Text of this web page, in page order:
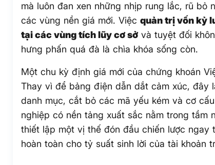
mà luôn đan xen những nhịp rung lắc, rũ bỏ
các vùng nền giá mới. Việcquản trị vốn kỷ
tại các vùng tích lũy cơ sởvà tuyệt đối
hưng phấn quá đà là chìa khóa sống còn.
Một chu kỳ định giá mới của chứng khoán
Thay vì để bảng điện dẫn dắt cảm xúc, đây
danh mục, cắt bỏ các mã yếu kém và cơ
nghiệp có nền tảng xuất sắc nằm trong tầm
thiết lập một vị thế đón đầu chiến lược ngay
hoàn toàn cho tỷ suất sinh lời của tài khoản